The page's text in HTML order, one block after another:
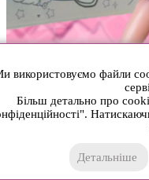
використовуємо файли
Більш детально про
Детальніше